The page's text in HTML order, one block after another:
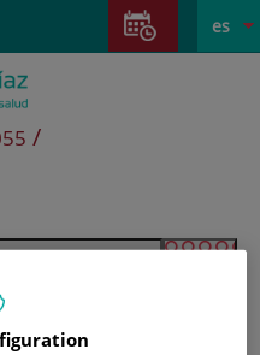
activo
es
/